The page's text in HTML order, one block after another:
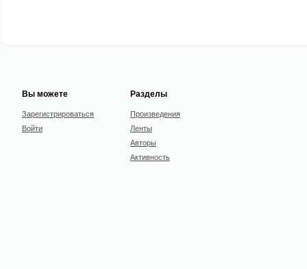
Вы можете
Зарегистрироваться
Войти
Разделы
Произведения
Ленты
Авторы
Активность